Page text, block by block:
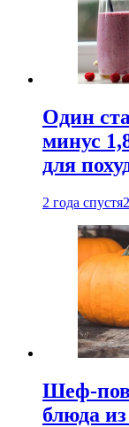
Один
минус
для
2 года спустя
Шеф-
блюда